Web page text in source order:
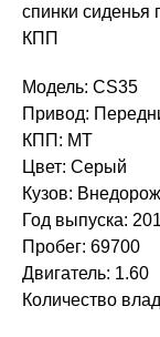
спинки сиденья
КПП
Модель: CS35
Привод:
КПП: MT
Цвет: Серый
Кузов:
Год выпуска:
Пробег: 69700
Двигатель: 1.60
Количество